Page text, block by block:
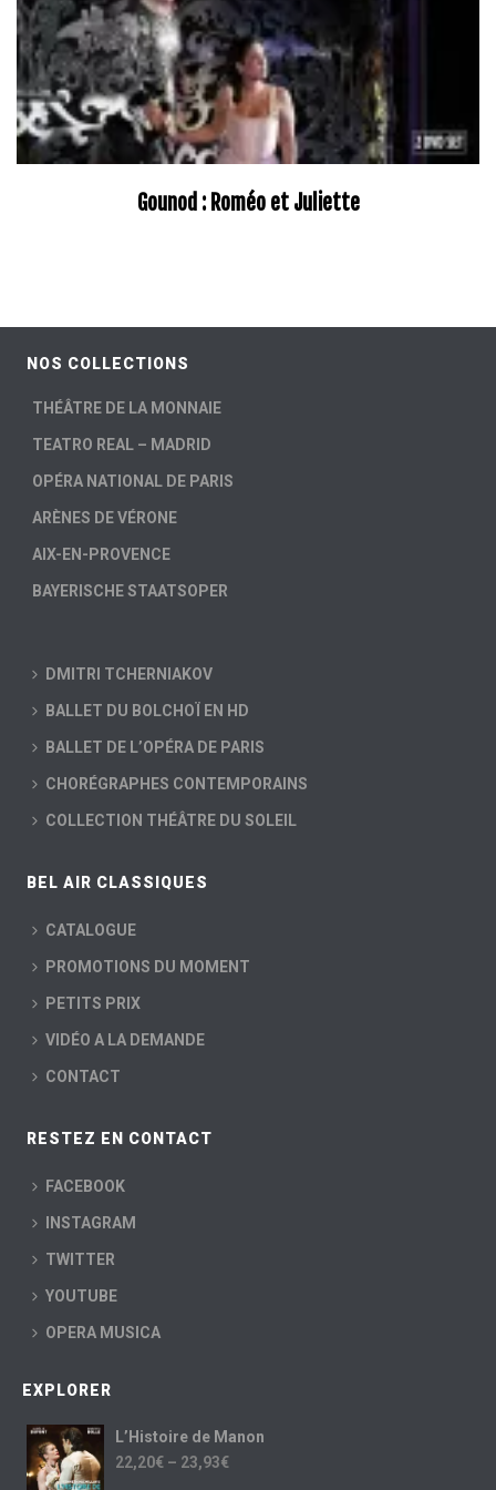
Gounod : Roméo et Juliette
NOS COLLECTIONS
THÉÂTRE DE LA MONNAIE
TEATRO REAL – MADRID
OPÉRA NATIONAL DE PARIS
ARÈNES DE VÉRONE
AIX-EN-PROVENCE
BAYERISCHE STAATSOPER
DMITRI TCHERNIAKOV
BALLET DU BOLCHOÏ EN HD
BALLET DE L’OPÉRA DE PARIS
CHORÉGRAPHES CONTEMPORAINS
COLLECTION THÉÂTRE DU SOLEIL
BEL AIR CLASSIQUES
CATALOGUE
PROMOTIONS DU MOMENT
PETITS PRIX
VIDÉO A LA DEMANDE
CONTACT
RESTEZ EN CONTACT
FACEBOOK
INSTAGRAM
TWITTER
YOUTUBE
OPERA MUSICA
EXPLORER
L’Histoire de Manon
22,20€ – 23,93€